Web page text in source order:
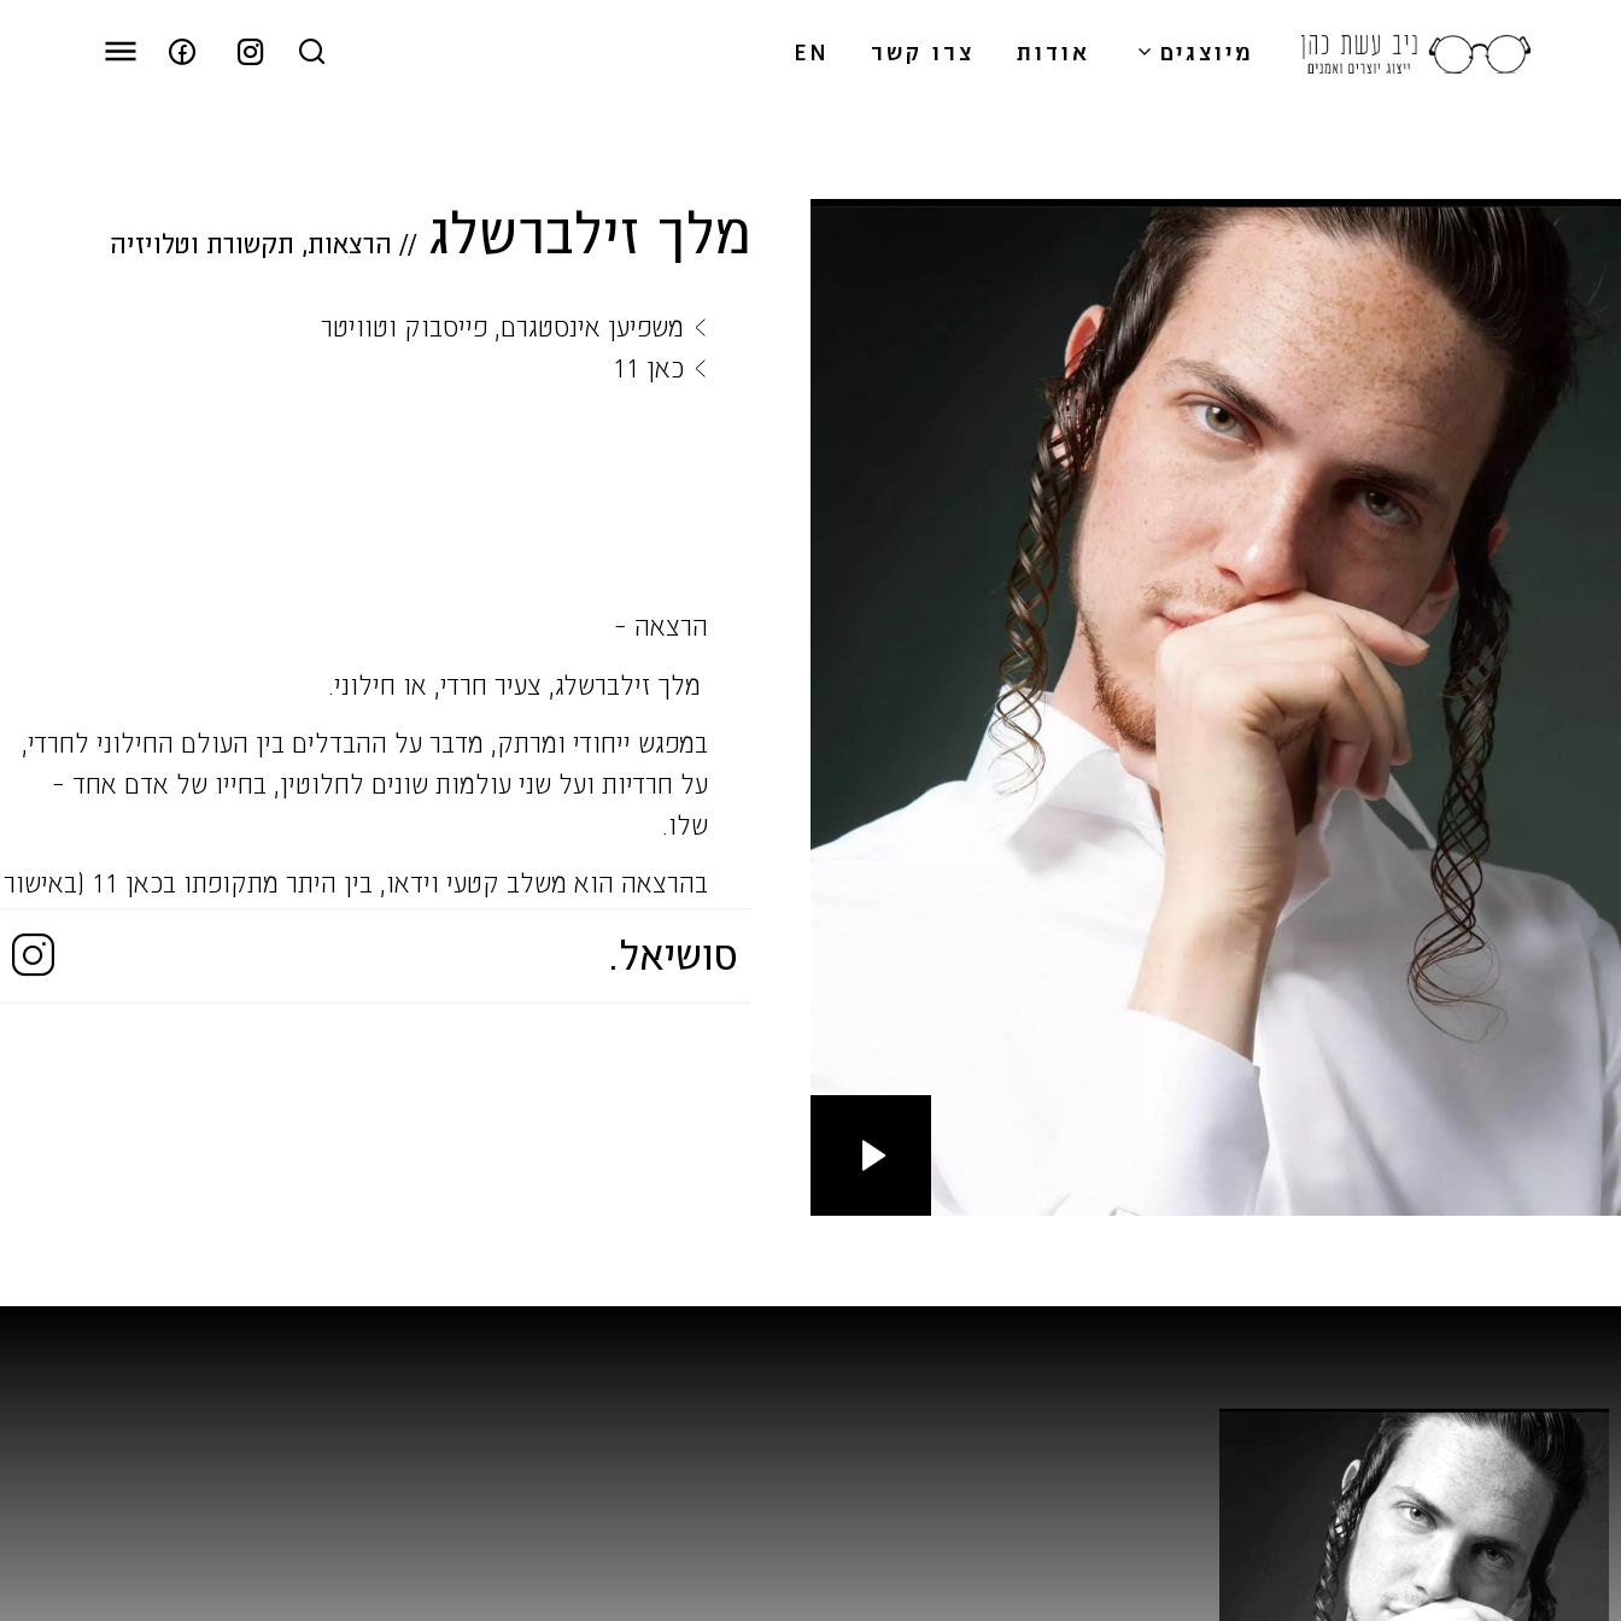
מיוצגים אודות צרו קשר EN
מלך זילברשלג // הרצאות, תקשורת וטלויזיה
משפיען אינסטגרם, פייסבוק וטוויטר
כאן 11
הרצאה –
מלך זילברשלג, צעיר חרדי, או חילוני.
במפגש ייחודי ומרתק, מדבר על ההבדלים בין העולם החילוני לחרדי,
על חרדיות ועל שני עולמות שונים לחלוטין, בחייו של אדם אחד –
שלו.
בהרצאה הוא משלב קטעי וידאו, בין היתר מתקופתו בכאן 11 (באישור
* לפני כל הרצאה מלך עורך שיחת תיאום ציפיות עם הלקוח על מנת
סושיאל.